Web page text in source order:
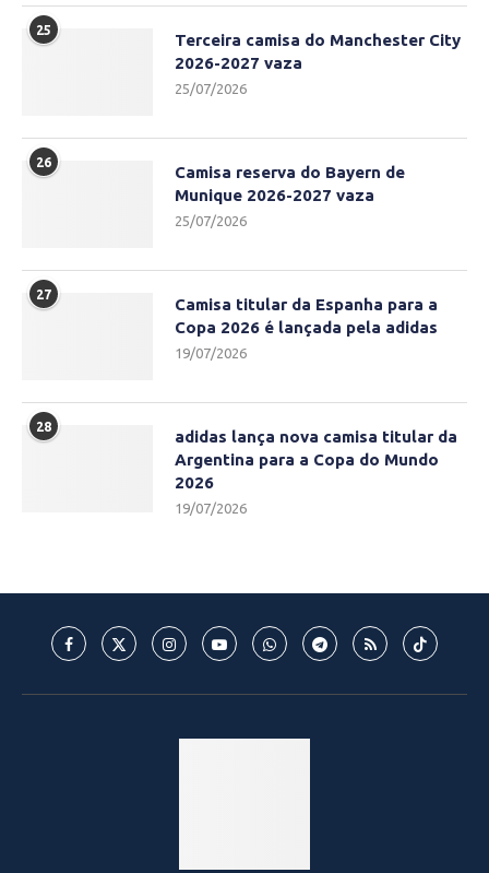
25
Terceira camisa do Manchester City
2026-2027 vaza
25/07/2026
26
Camisa reserva do Bayern de
Munique 2026-2027 vaza
25/07/2026
27
Camisa titular da Espanha para a
Copa 2026 é lançada pela adidas
19/07/2026
28
adidas lança nova camisa titular da
Argentina para a Copa do Mundo
2026
19/07/2026